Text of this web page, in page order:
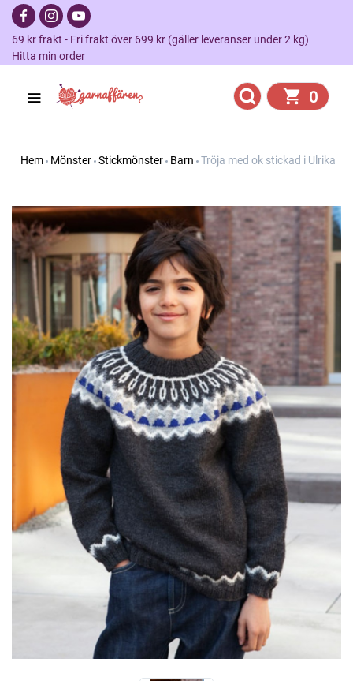
69 kr frakt - Fri frakt över 699 kr (gäller leveranser under 2 kg)
Hitta min order
0
Hem Mönster Stickmönster Barn Tröja med ok stickad i Ulrika